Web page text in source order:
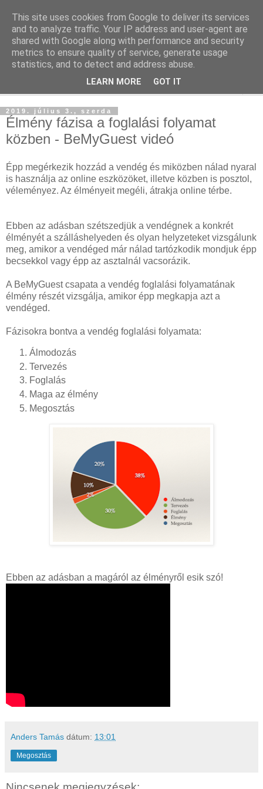
Szállás Marketing
Ingyenes marketing tudásforrás a turisztikai szakmának
2019. július 3., szerda
Élmény fázisa a foglalási folyamat
közben - BeMyGuest videó
Épp megérkezik hozzád a vendég és miközben nálad nyaral
is használja az online eszközöket, illetve közben is posztol,
véleményez. Az élményeit megéli, átrakja online térbe.
Ebben az adásban szétszedjük a vendégnek a konkrét
élményét a szálláshelyeden és olyan helyzeteket vizsgálunk
meg, amikor a vendéged már nálad tartózkodik mondjuk épp
becsekkol vagy épp az asztalnál vacsorázik.
A BeMyGuest csapata a vendég foglalási folyamatának
élmény részét vizsgálja, amikor épp megkapja azt a
vendéged.
Fázisokra bontva a vendég foglalási folyamata:
Álmodozás
Tervezés
Foglalás
Maga az élmény
Megosztás
Ebben az adásban a magáról az élményről esik szó!
Anders Tamás dátum: 13:01
Megosztás
This site uses cookies from Google to deliver its services
and to analyze traffic. Your IP address and user-agent are
shared with Google along with performance and security
metrics to ensure quality of service, generate usage
statistics, and to detect and address abuse.
LEARN MORE GOT IT